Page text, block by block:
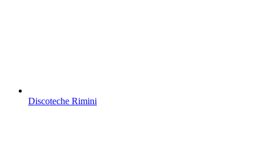
Discoteche Rimini